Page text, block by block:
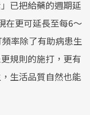
已把給藥的週期延
在更可延長至每6～
率除了有助病患生
規則的施打，更有
生活品質自然也能